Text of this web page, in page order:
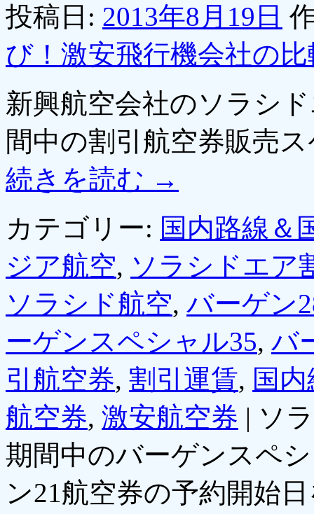
投稿日: 2013年8月19日
び！激安飛行機会社の
新興航空会社のソラシ
間中の割引航空券販売
続きを読む →
カテゴリー: 国内路線＆
ジア航空, ソラシドエア
ソラシド航空, バーゲン
ーゲンスペシャル35, バ
引航空券, 割引運賃, 国
航空券, 激安航空券 | ソ
期間中のバーゲンスペ
ン21航空券の予約開始